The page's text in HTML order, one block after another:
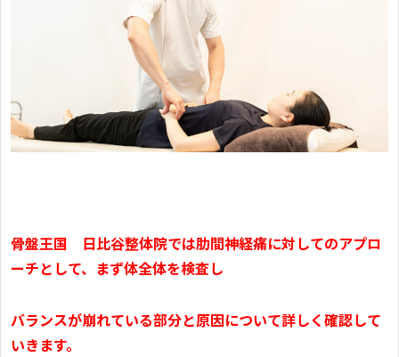
骨盤王国 日比谷整体院では肋間神経痛に対してのアプロ
ーチとして、まず体全体を検査し
バランスが崩れている部分と原因について詳しく確認して
いきます。